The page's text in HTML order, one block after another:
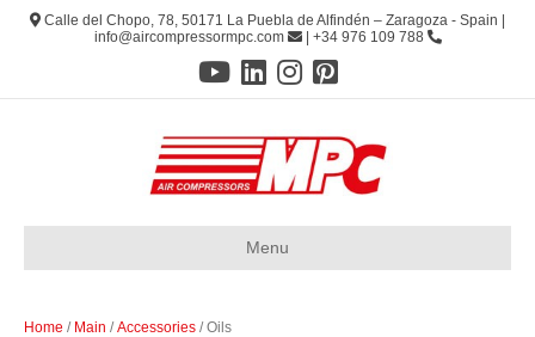
Calle del Chopo, 78, 50171 La Puebla de Alfindén – Zaragoza - Spain |
info@aircompressormpc.com
| +34 976 109 788
Menu
Home / Main /Accessories / Oils